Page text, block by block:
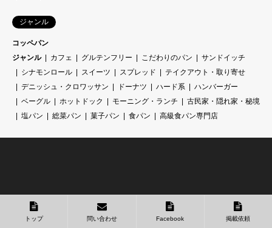
ジャンル
コッペパン
ジャンル
カフェ グルテンフリー こだわりのパン
サンドイッチ
シナモンロール
スイーツ スプレッド
テイクアウト・取り寄せ
デニッシュ・クロワッサン
ドーナツ ハード系
ハンバーガー
ベーグル
ホットドック モーニング・ランチ
古民家・隠れ家・秘境
塩パン
総菜パン 菓子パン 食パン 高級食パン専門店
トップ 問い合わせ Facebook 掲載依頼